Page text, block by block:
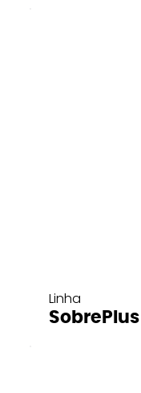
Linha
SobrePlus